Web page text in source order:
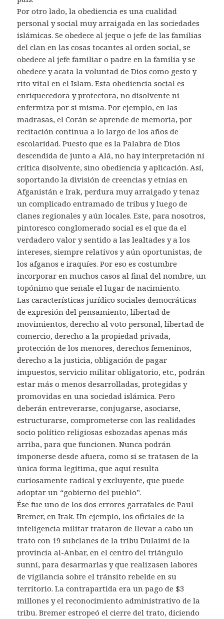
Por otro lado, la obediencia es una cualidad
personal y social muy arraigada en las sociedades
islámicas. Se obedece al jeque o jefe de las familias
del clan en las cosas tocantes al orden social, se
obedece al jefe familiar o padre en la familia y se
obedece y acata la voluntad de Dios como gesto y
rito vital en el Islam. Esta obediencia social es
enriquecedora y protectora, no disolvente ni
enfermiza por sí misma. Por ejemplo, en las
madrasas, el Corán se aprende de memoria, por
recitación continua a lo largo de los años de
escolaridad. Puesto que es la Palabra de Dios
descendida de junto a Alá, no hay interpretación ni
crítica disolvente, sino obediencia y aplicación. Así,
soportando la división de creencias y etnias en
Afganistán e Irak, perdura muy arraigado y tenaz
un complicado entramado de tribus y luego de
clanes regionales y aún locales. Este, para nosotros,
pintoresco conglomerado social es el que da el
verdadero valor y sentido a las lealtades y a los
intereses, siempre relativos y aún oportunistas, de
los afganos e iraquíes. Por eso es costumbre
incorporar en muchos casos al final del nombre, un
topónimo que señale el lugar de nacimiento.
Las características jurídico sociales democráticas
de expresión del pensamiento, libertad de
movimientos, derecho al voto personal, libertad de
comercio, derecho a la propiedad privada,
protección de los menores, derechos femeninos,
derecho a la justicia, obligación de pagar
impuestos, servicio militar obligatorio, etc., podrán
estar más o menos desarrolladas, protegidas y
promovidas en una sociedad islámica. Pero
deberán entreverarse, conjugarse, asociarse,
estructurarse, comprometerse con las realidades
socio político religiosas esbozadas apenas más
arriba, para que funcionen. Nunca podrán
imponerse desde afuera, como si se tratasen de la
única forma legítima, que aquí resulta
curiosamente radical y excluyente, que puede
adoptar un “gobierno del pueblo”.
Ése fue uno de los dos errores garrafales de Paul
Bremer, en Irak. Un ejemplo, los oficiales de la
inteligencia militar trataron de llevar a cabo un
trato con 19 subclanes de la tribu Dulaimi de la
provincia al-Anbar, en el centro del triángulo
sunní, para desarmarlas y que realizasen labores
de vigilancia sobre el tránsito rebelde en su
territorio. La contrapartida era un pago de $3
millones y el reconocimiento administrativo de la
tribu. Bremer estropeó el cierre del trato, diciendo